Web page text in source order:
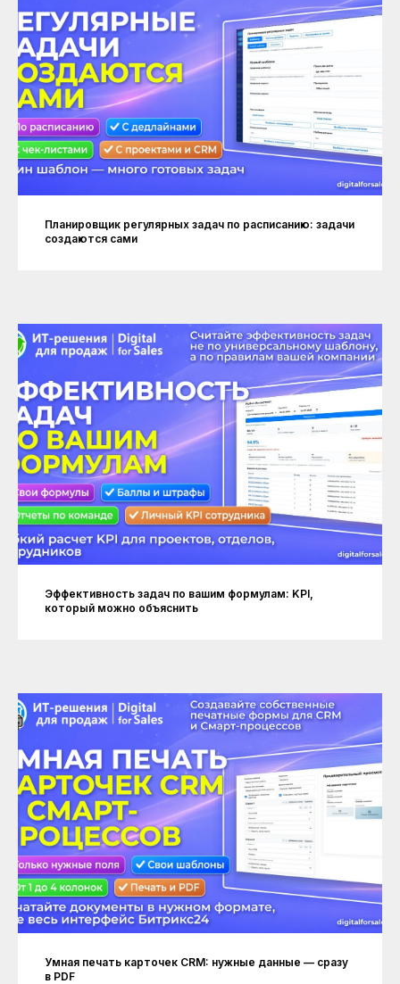
Планировщик регулярных задач по расписанию: задачи
создаются сами
Эффективность задач по вашим формулам: KPI,
который можно объяснить
Умная печать карточек CRM: нужные данные — сразу
в PDF